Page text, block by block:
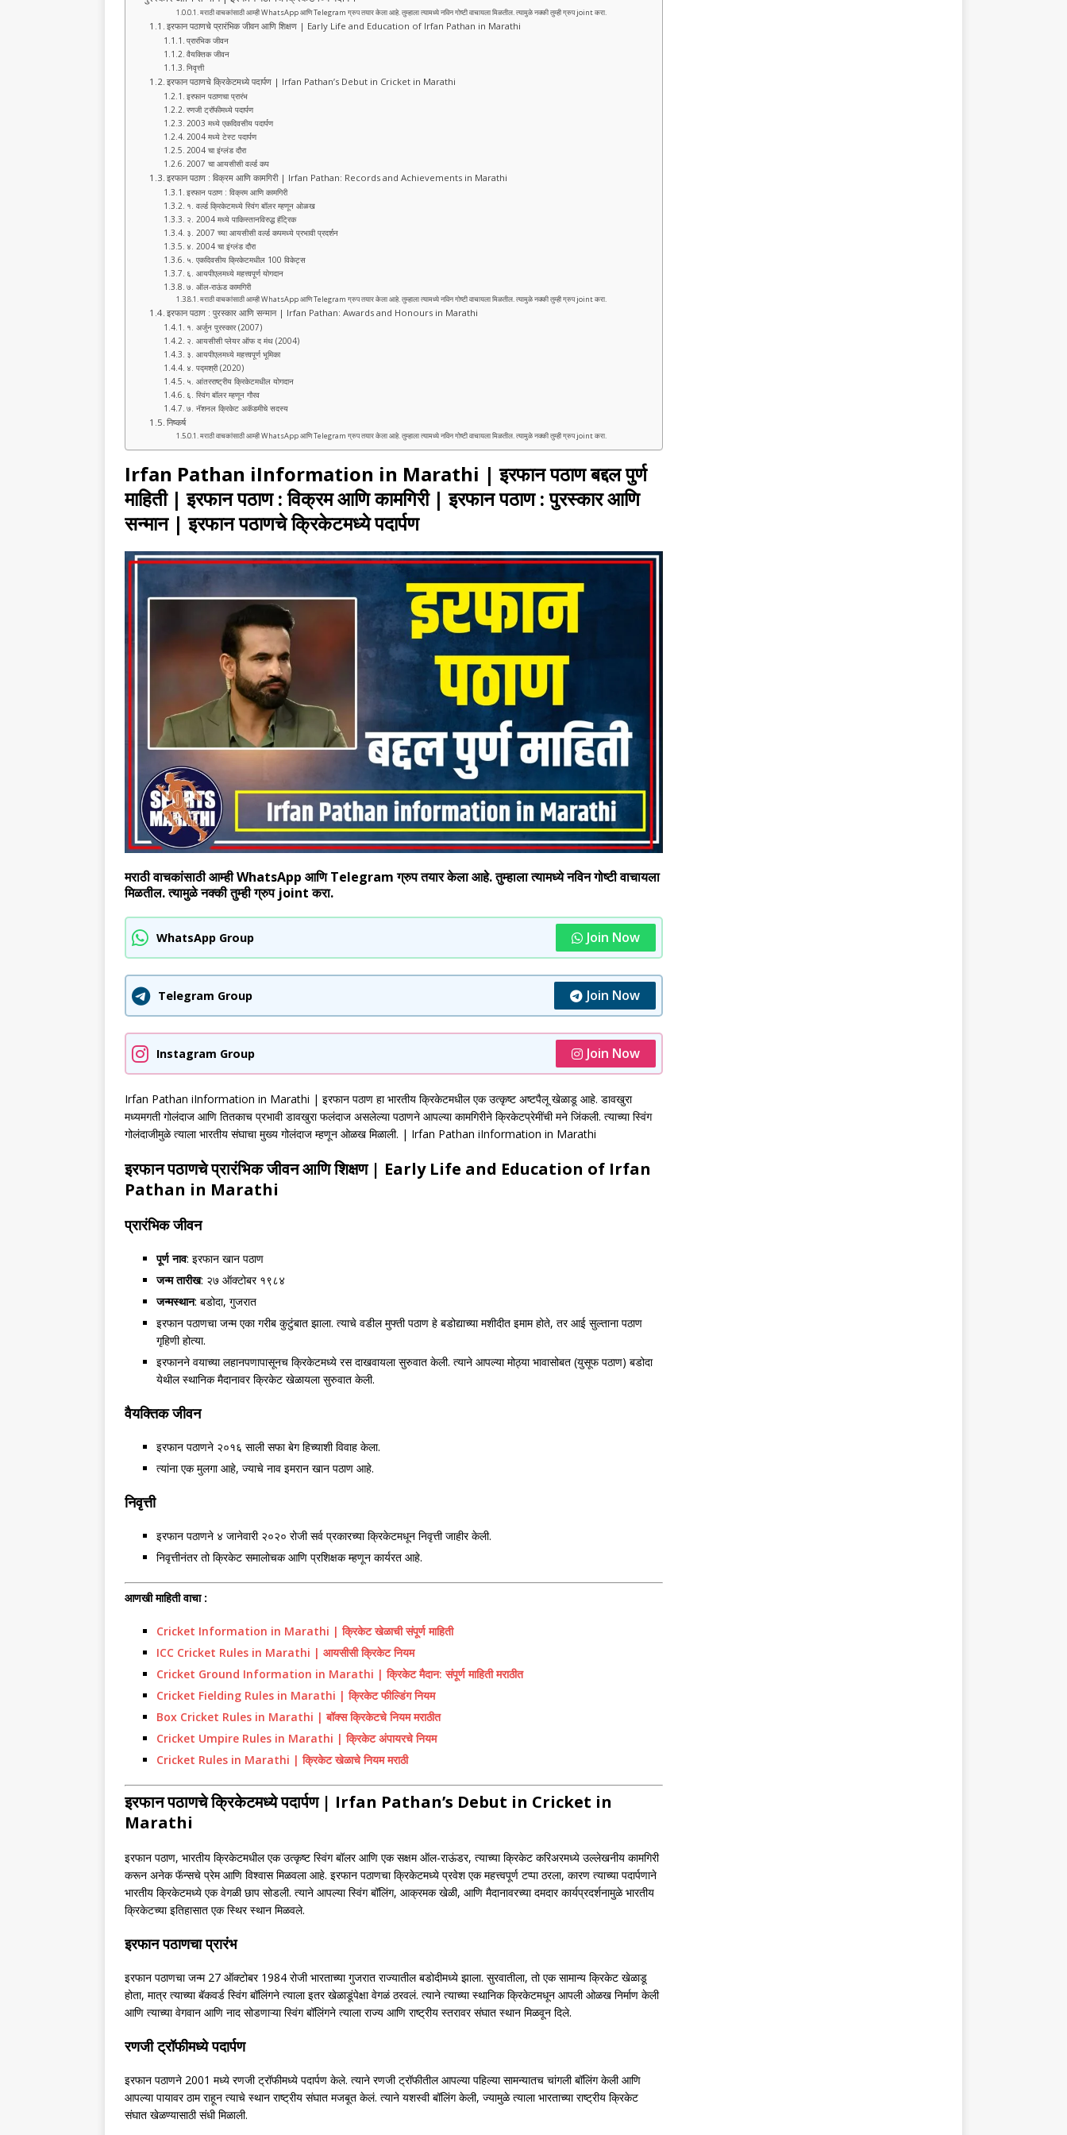
b
o
o
k
A
p
p
ra
m
मराठी वाचकांसाठी आम्ही WhatsApp आणि Telegram ग्रुप तयार केला आहे. तुम्हाला त्यामध्ये नविन गोष्टी वाचायला मिळतील. त्यामुळे नक्की तुम्ही ग्रुप joint करा.
इरफान पठाणचे प्रारंभिक जीवन आणि शिक्षण | Early Life and Education of Irfan Pathan in Marathi
प्रारंभिक जीवन
वैयक्तिक जीवन
निवृत्ती
इरफान पठाणचे क्रिकेटमध्ये पदार्पण | Irfan Pathan’s Debut in Cricket in Marathi
इरफान पठाणचा प्रारंभ
रणजी ट्रॉफीमध्ये पदार्पण
2003 मध्ये एकदिवसीय पदार्पण
2004 मध्ये टेस्ट पदार्पण
2004 चा इंग्लंड दौरा
2007 चा आयसीसी वर्ल्ड कप
इरफान पठाण : विक्रम आणि कामगिरी | Irfan Pathan: Records and Achievements in Marathi
इरफान पठाण : विक्रम आणि कामगिरी
१. वर्ल्ड क्रिकेटमध्ये स्विंग बॉलर म्हणून ओळख
२. 2004 मध्ये पाकिस्तानविरुद्ध हॅट्रिक
३. 2007 च्या आयसीसी वर्ल्ड कपमध्ये प्रभावी प्रदर्शन
४. 2004 चा इंग्लंड दौरा
५. एकदिवसीय क्रिकेटमधील 100 विकेट्स
६. आयपीएलमध्ये महत्त्वपूर्ण योगदान
७. ऑल-राऊंड कामगिरी
मराठी वाचकांसाठी आम्ही WhatsApp आणि Telegram ग्रुप तयार केला आहे. तुम्हाला त्यामध्ये नविन गोष्टी वाचायला मिळतील. त्यामुळे नक्की तुम्ही ग्रुप joint करा.
इरफान पठाण : पुरस्कार आणि सन्मान | Irfan Pathan: Awards and Honours in Marathi
१. अर्जुन पुरस्कार (2007)
२. आयसीसी प्लेयर ऑफ द मंथ (2004)
३. आयपीएलमध्ये महत्त्वपूर्ण भूमिका
४. पद्मश्री (2020)
५. आंतरराष्ट्रीय क्रिकेटमधील योगदान
६. स्विंग बॉलर म्हणून गौरव
७. नॅशनल क्रिकेट अकॅडमीचे सदस्य
निष्कर्ष
मराठी वाचकांसाठी आम्ही WhatsApp आणि Telegram ग्रुप तयार केला आहे. तुम्हाला त्यामध्ये नविन गोष्टी वाचायला मिळतील. त्यामुळे नक्की तुम्ही ग्रुप joint करा.
Irfan Pathan iInformation in Marathi | इरफान पठाण बद्दल पुर्ण
माहिती | इरफान पठाण : विक्रम आणि कामगिरी | इरफान पठाण : पुरस्कार आणि
सन्मान | इरफान पठाणचे क्रिकेटमध्ये पदार्पण
मराठी वाचकांसाठी आम्ही WhatsApp आणि Telegram ग्रुप तयार केला आहे. तुम्हाला त्यामध्ये नविन गोष्टी वाचायला
मिळतील. त्यामुळे नक्की तुम्ही ग्रुप joint करा.
WhatsApp Group Join Now
Telegram Group Join Now
Instagram Group Join Now
Irfan Pathan iInformation in Marathi | इरफान पठाण हा भारतीय क्रिकेटमधील एक उत्कृष्ट अष्टपैलू खेळाडू आहे. डावखुरा
मध्यमगती गोलंदाज आणि तितकाच प्रभावी डावखुरा फलंदाज असलेल्या पठाणने आपल्या कामगिरीने क्रिकेटप्रेमींची मने जिंकली. त्याच्या स्विंग
गोलंदाजीमुळे त्याला भारतीय संघाचा मुख्य गोलंदाज म्हणून ओळख मिळाली. | Irfan Pathan iInformation in Marathi
इरफान पठाणचे प्रारंभिक जीवन आणि शिक्षण | Early Life and Education of Irfan
Pathan in Marathi
प्रारंभिक जीवन
पूर्ण नाव: इरफान खान पठाण
जन्म तारीख: २७ ऑक्टोबर १९८४
जन्मस्थान: बडोदा, गुजरात
इरफान पठाणचा जन्म एका गरीब कुटुंबात झाला. त्याचे वडील मुफ्ती पठाण हे बडोद्याच्या मशीदीत इमाम होते, तर आई सुल्ताना पठाण
गृहिणी होत्या.
इरफानने वयाच्या लहानपणापासूनच क्रिकेटमध्ये रस दाखवायला सुरुवात केली. त्याने आपल्या मोठ्या भावासोबत (युसूफ पठाण) बडोदा
येथील स्थानिक मैदानावर क्रिकेट खेळायला सुरुवात केली.
वैयक्तिक जीवन
इरफान पठाणने २०१६ साली सफा बेग हिच्याशी विवाह केला.
त्यांना एक मुलगा आहे, ज्याचे नाव इमरान खान पठाण आहे.
निवृत्ती
इरफान पठाणने ४ जानेवारी २०२० रोजी सर्व प्रकारच्या क्रिकेटमधून निवृत्ती जाहीर केली.
निवृत्तीनंतर तो क्रिकेट समालोचक आणि प्रशिक्षक म्हणून कार्यरत आहे.
आणखी माहिती वाचा :
Cricket Information in Marathi | क्रिकेट खेळाची संपूर्ण माहिती
ICC Cricket Rules in Marathi | आयसीसी क्रिकेट नियम
Cricket Ground Information in Marathi | क्रिकेट मैदान: संपूर्ण माहिती मराठीत
Cricket Fielding Rules in Marathi | क्रिकेट फील्डिंग नियम
Box Cricket Rules in Marathi | बॉक्स क्रिकेटचे नियम मराठीत
Cricket Umpire Rules in Marathi | क्रिकेट अंपायरचे नियम
Cricket Rules in Marathi | क्रिकेट खेळाचे नियम मराठी
इरफान पठाणचे क्रिकेटमध्ये पदार्पण | Irfan Pathan’s Debut in Cricket in
Marathi
इरफान पठाण, भारतीय क्रिकेटमधील एक उत्कृष्ट स्विंग बॉलर आणि एक सक्षम ऑल-राऊंडर, त्याच्या क्रिकेट करिअरमध्ये उल्लेखनीय कामगिरी
करून अनेक फॅन्सचे प्रेम आणि विश्वास मिळवला आहे. इरफान पठाणचा क्रिकेटमध्ये प्रवेश एक महत्त्वपूर्ण टप्पा ठरला, कारण त्याच्या पदार्पणाने
भारतीय क्रिकेटमध्ये एक वेगळी छाप सोडली. त्याने आपल्या स्विंग बॉलिंग, आक्रमक खेळी, आणि मैदानावरच्या दमदार कार्यप्रदर्शनामुळे भारतीय
क्रिकेटच्या इतिहासात एक स्थिर स्थान मिळवले.
इरफान पठाणचा प्रारंभ
इरफान पठाणचा जन्म 27 ऑक्टोबर 1984 रोजी भारताच्या गुजरात राज्यातील बडोदीमध्ये झाला. सुरवातीला, तो एक सामान्य क्रिकेट खेळाडू
होता, मात्र त्याच्या बॅकवर्ड स्विंग बॉलिंगने त्याला इतर खेळाडूंपेक्षा वेगळं ठरवलं. त्याने त्याच्या स्थानिक क्रिकेटमधून आपली ओळख निर्माण केली
आणि त्याच्या वेगवान आणि नाद सोडणाऱ्या स्विंग बॉलिंगने त्याला राज्य आणि राष्ट्रीय स्तरावर संघात स्थान मिळवून दिले.
रणजी ट्रॉफीमध्ये पदार्पण
इरफान पठाणने 2001 मध्ये रणजी ट्रॉफीमध्ये पदार्पण केले. त्याने रणजी ट्रॉफीतील आपल्या पहिल्या सामन्यातच चांगली बॉलिंग केली आणि
आपल्या पायावर ठाम राहून त्याचे स्थान राष्ट्रीय संघात मजबूत केलं. त्याने यशस्वी बॉलिंग केली, ज्यामुळे त्याला भारताच्या राष्ट्रीय क्रिकेट
संघात खेळण्यासाठी संधी मिळाली.